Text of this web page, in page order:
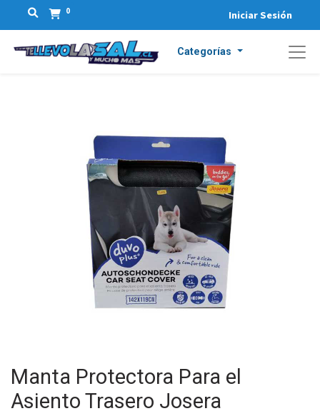
0 Iniciar Sesión
Categorías
Manta Protectora Para el
Asiento Trasero Josera